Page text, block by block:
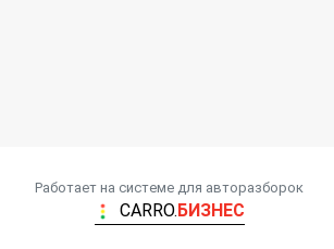
Работает на системе для авторазборок
CARRO.БИЗНЕС